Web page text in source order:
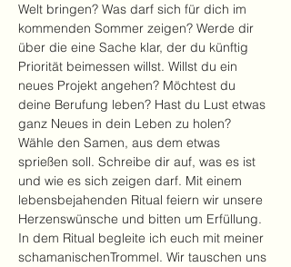
Welt bringen? Was darf sich für dich im
kommenden Sommer zeigen? Werde dir
über die eine Sache klar, der du künftig
Priorität beimessen willst. Willst du ein
neues Projekt angehen? Möchtest du
deine Berufung leben? Hast du Lust etwas
ganz Neues in dein Leben zu holen?
Wähle den Samen, aus dem etwas
sprießen soll. Schreibe dir auf, was es ist
und wie es sich zeigen darf. Mit einem
lebensbejahenden Ritual feiern wir unsere
Herzenswünsche und bitten um Erfüllung.
In dem Ritual begleite ich euch mit meiner
schamanischenTrommel. Wir tauschen uns